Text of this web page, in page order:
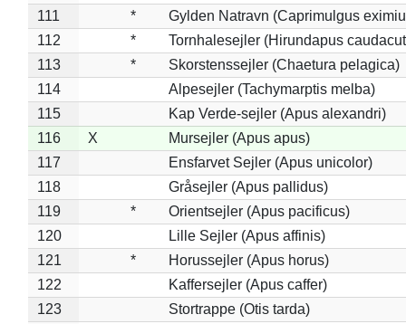
111
*
Gylden Natravn (Caprimulgus
112
*
Tornhalesejler (Hirundapus
113
*
Skorstenssejler (Chaetura pelagica)
114
Alpesejler (Tachymarptis melba)
115
Kap Verde-sejler (Apus alexandri)
116
X
Mursejler (Apus apus)
117
Ensfarvet Sejler (Apus unicolor)
118
Gråsejler (Apus pallidus)
119
*
Orientsejler (Apus pacificus)
120
Lille Sejler (Apus affinis)
121
*
Horussejler (Apus horus)
122
Kaffersejler (Apus caffer)
123
Stortrappe (Otis tarda)